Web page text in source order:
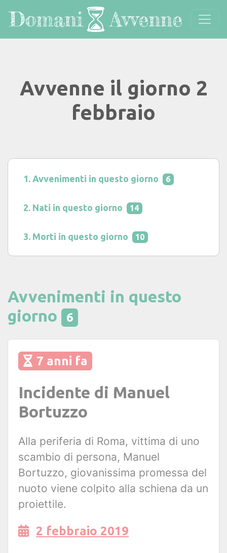
Avvenne il giorno 2
febbraio
Avvenimenti in questo giorno 6
Nati in questo giorno 14
Morti in questo giorno 10
Avvenimenti in questo
giorno
6
7 anni fa
Incidente di Manuel
Bortuzzo
Alla periferia di Roma, vittima di uno
scambio di persona, Manuel
Bortuzzo, giovanissima promessa del
nuoto viene colpito alla schiena da un
proiettile.
2 febbraio 2019